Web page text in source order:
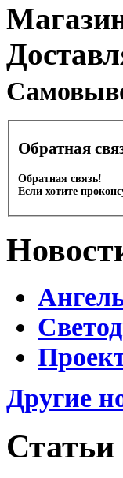
Обратная
Обратная связь!
Если хотите
Другие
Статьи